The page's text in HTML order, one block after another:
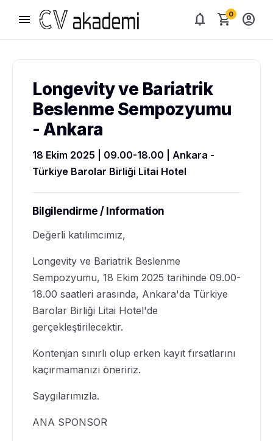
menu notifications shopping_cart0 account_circle
Longevity ve Bariatrik
Beslenme Sempozyumu
- Ankara
18 Ekim 2025 | 09.00-18.00 | Ankara -
Türkiye Barolar Birliği Litai Hotel
Bilgilendirme / Information
Değerli katılımcımız,
Longevity ve Bariatrik Beslenme
Sempozyumu, 18 Ekim 2025 tarihinde 09.00-
18.00 saatleri arasında, Ankara'da Türkiye
Barolar Birliği Litai Hotel'de
gerçekleştirilecektir.
Kontenjan sınırlı olup erken kayıt fırsatlarını
kaçırmamanızı öneririz.
Saygılarımızla.
ANA SPONSOR